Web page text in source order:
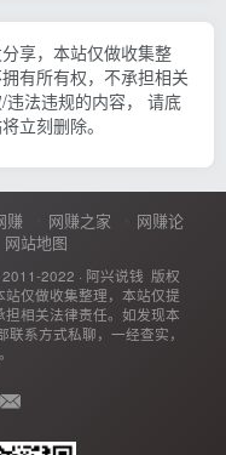
享，本站仅做收集整
有所有权，不承担相关
法违规的内容， 请底
立刻删除。
赚 网赚之家
网赚论
网站地图
2022 · 阿兴说钱 版权
仅做收集整理，本站仅提
相关法律责任。如发现本
系方式私聊，一经查实，